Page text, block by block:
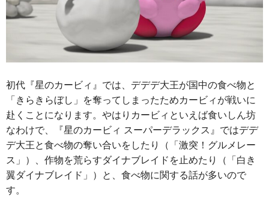
初代『星のカービィ』では、デデデ大王が国中の食べ物と
「きらきらぼし」を奪ってしまったためカービィが戦いに
赴くことになります。やはりカービィといえば食いしん坊
なわけで、『星のカービィ スーパーデラックス』ではデデ
デ大王と食べ物の奪い合いをしたり（「激突！グルメレー
ス」）、作物を荒らすダイナブレイドを止めたり（「白き
翼ダイナブレイド」）と、食べ物に関する話が多いので
す。